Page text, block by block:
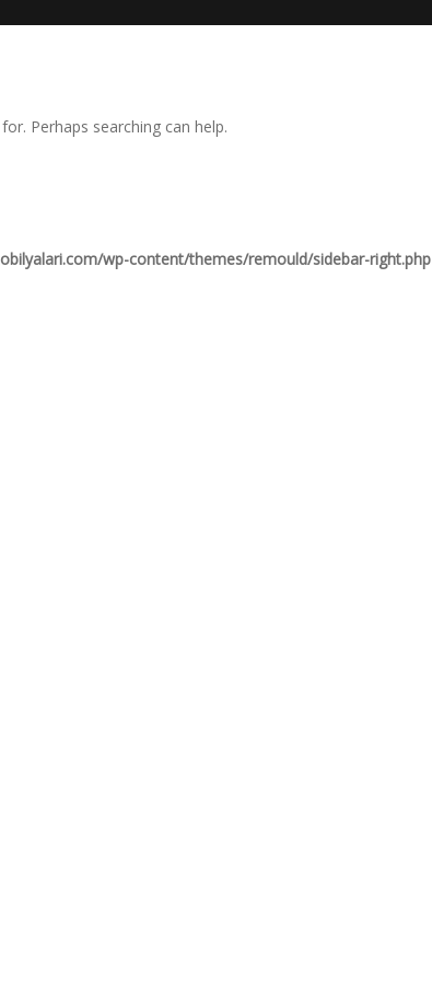
Perhaps searching can help.
wp-content/themes/remould/sidebar-right.php